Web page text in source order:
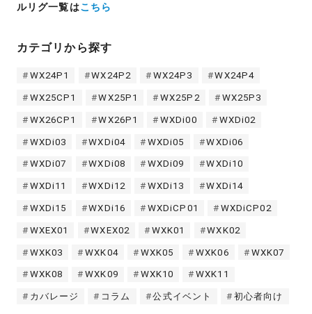
ルリグ一覧はこちら
カテゴリから探す
WX24P1 WX24P2 WX24P3 WX24P4
WX25CP1 WX25P1 WX25P2 WX25P3
WX26CP1 WX26P1 WXDi00 WXDi02
WXDi03 WXDi04 WXDi05 WXDi06
WXDi07 WXDi08 WXDi09 WXDi10
WXDi11 WXDi12 WXDi13 WXDi14
WXDi15 WXDi16 WXDiCP01 WXDiCP02
WXEX01 WXEX02 WXK01 WXK02
WXK03 WXK04 WXK05 WXK06 WXK07
WXK08 WXK09 WXK10 WXK11
カバレージ コラム 公式イベント 初心者向け